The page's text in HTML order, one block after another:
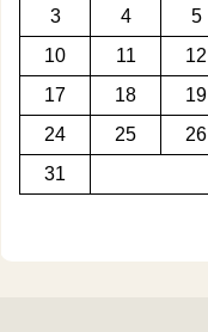
3
4 5
10
11 12
17
18 19
24
25 26
31